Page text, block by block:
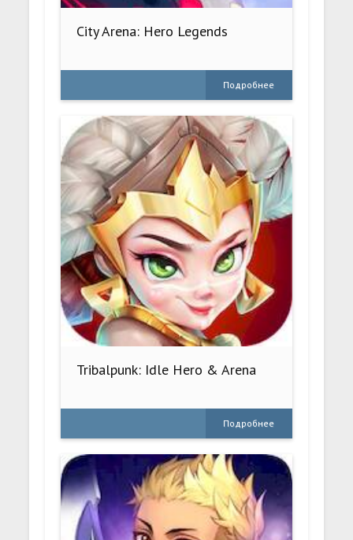
City Arena: Hero Legends
Подробнее
Tribalpunk: Idle Hero & Arena
Подробнее